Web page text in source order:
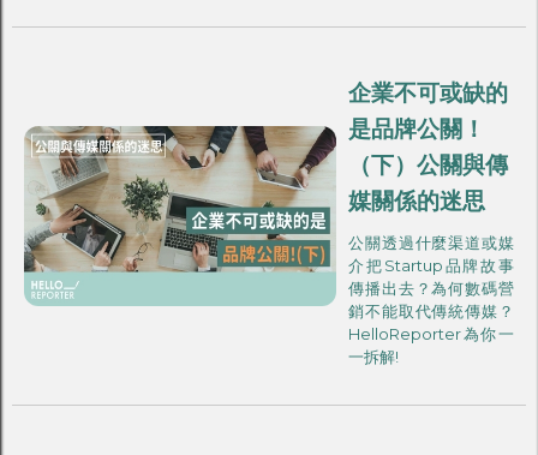
企業不可或缺的
是品牌公關！
（下）公關與傳
媒關係的迷思
公關透過什麼渠道或媒
介把Startup品牌故事
傳播出去？為何數碼營
銷不能取代傳統傳媒？
HelloReporter為你一
一拆解!